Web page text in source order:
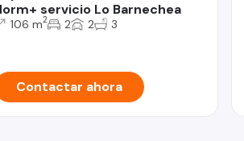
servicio Lo Barnechea
106 m2 2 2 3
Contactar ahora